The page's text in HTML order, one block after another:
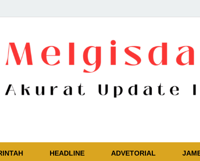
Akurat Update Independent
HEADLINE ADVETORIAL